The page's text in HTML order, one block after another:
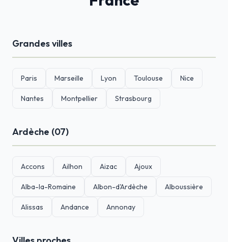
Grandes villes
Paris Marseille Lyon Toulouse Nice
Nantes Montpellier Strasbourg
Ardèche (07)
Accons Ailhon Aizac Ajoux
Alba-la-Romaine Albon-d'Ardèche Alboussière
Alissas Andance Annonay